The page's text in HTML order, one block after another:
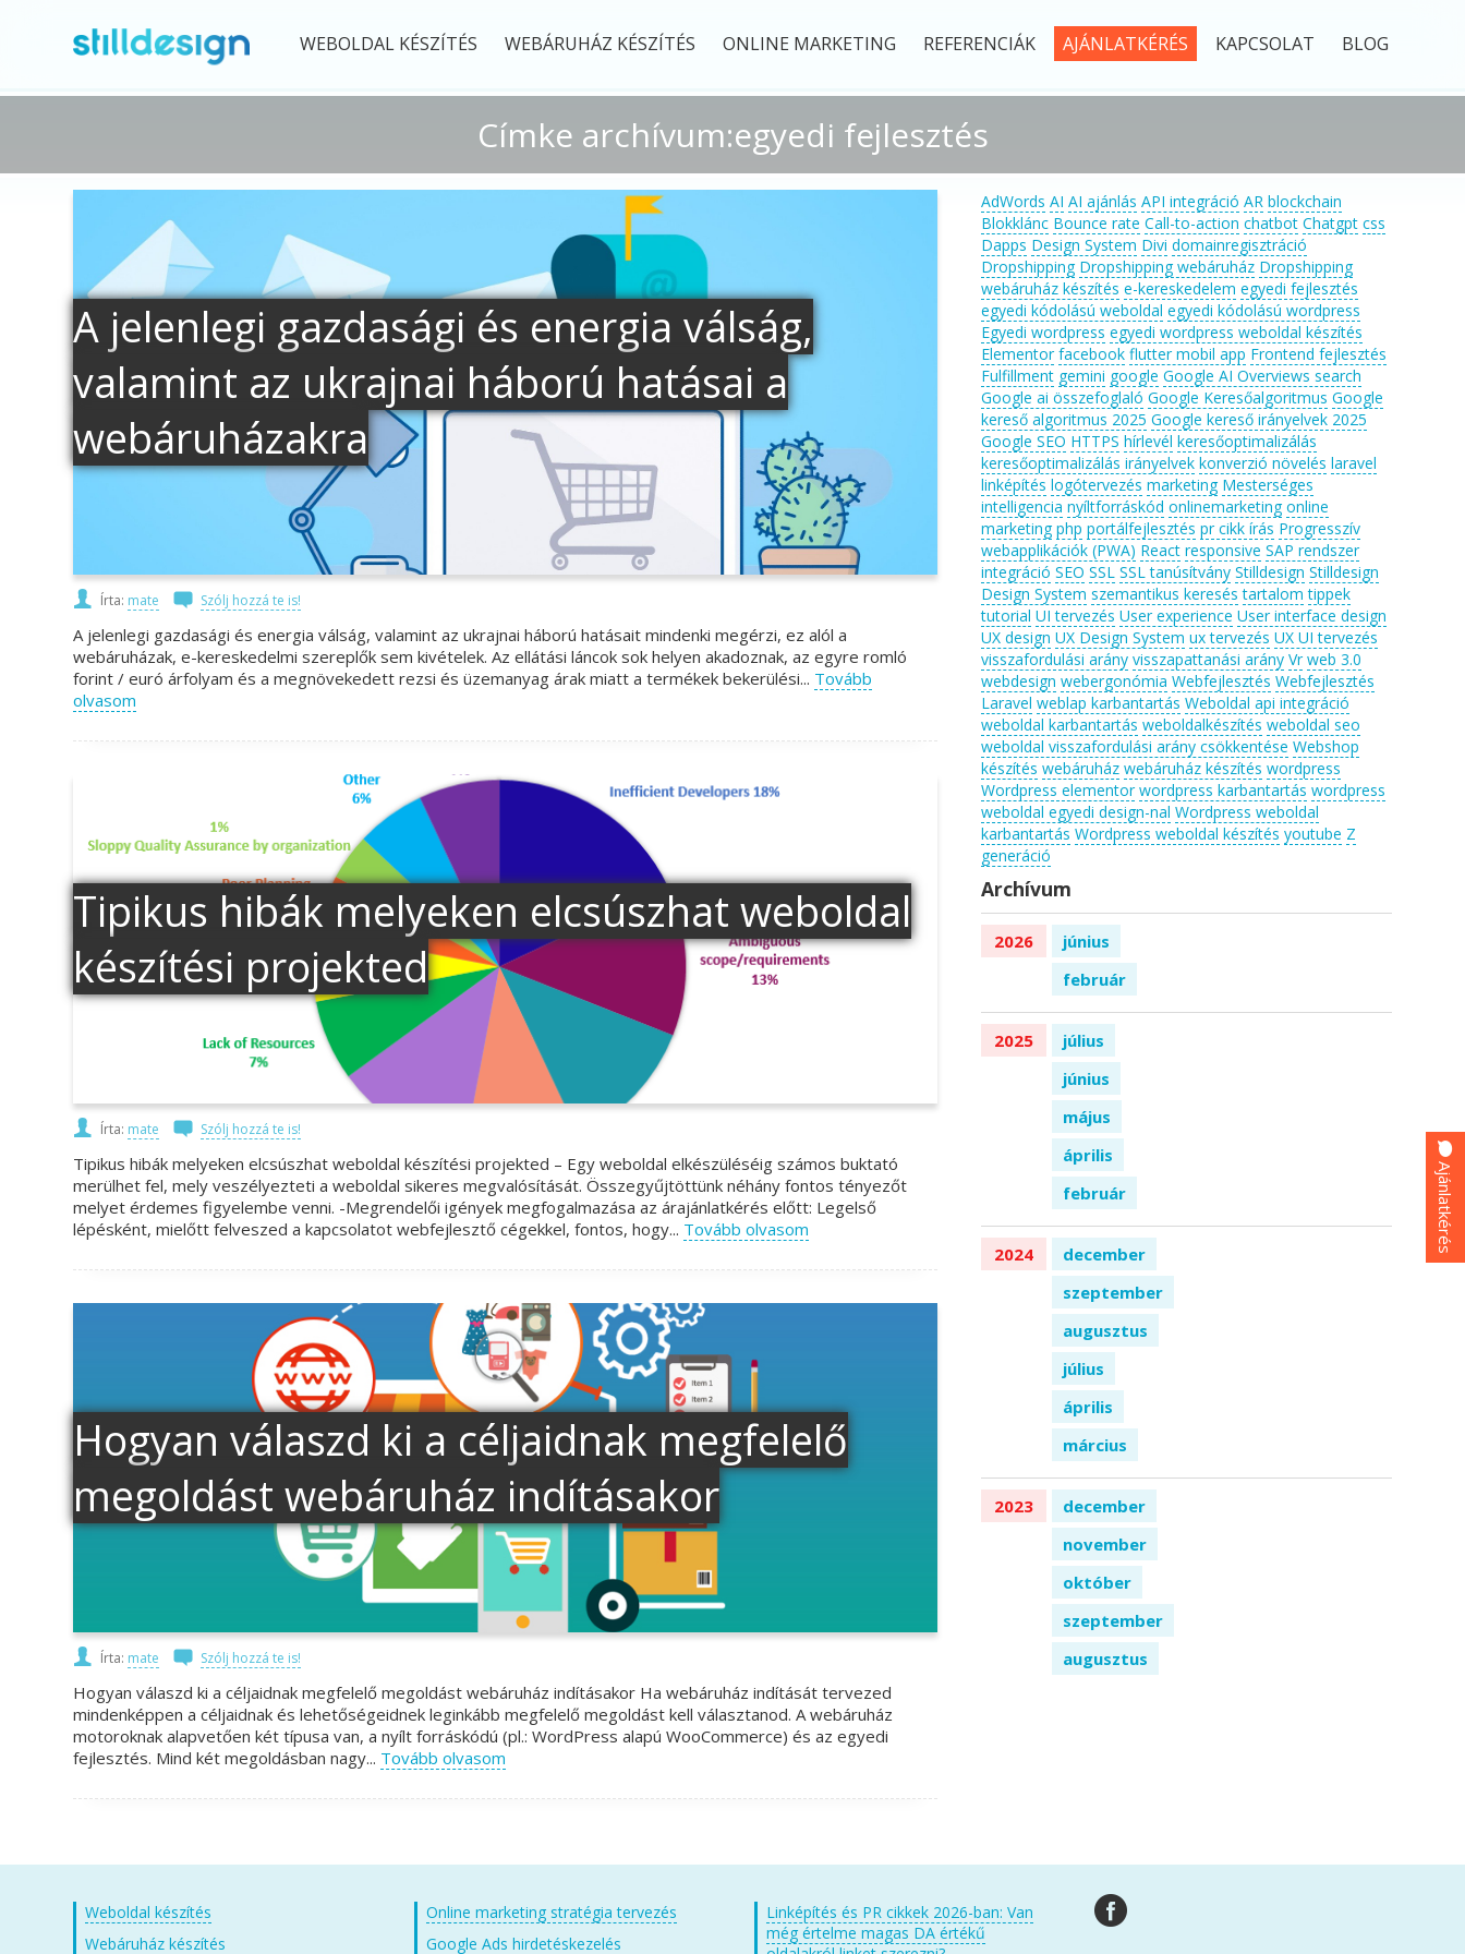
WEBOLDAL KÉSZÍTÉS WEBÁRUHÁZ KÉSZÍTÉS ONLINE MARKETING REFERENCIÁK AJÁNLATKÉRÉS KAPCSOLAT BLOG
Címke archívum:egyedi fejlesztés
A jelenlegi gazdasági és energia válság,
valamint az ukrajnai háború hatásai a
webáruházakra
Írta: mate Szólj hozzá te is!
A jelenlegi gazdasági és energia válság, valamint az ukrajnai háború hatásait mindenki megérzi, ez alól a
webáruházak, e-kereskedelmi szereplők sem kivételek. Az ellátási láncok sok helyen akadoznak, az egyre romló
forint / euró árfolyam és a megnövekedett rezsi és üzemanyag árak miatt a termékek bekerülési... Tovább
olvasom
Tipikus hibák melyeken elcsúszhat weboldal
készítési projekted
Írta: mate Szólj hozzá te is!
Tipikus hibák melyeken elcsúszhat weboldal készítési projekted – Egy weboldal elkészüléséig számos buktató
merülhet fel, mely veszélyezteti a weboldal sikeres megvalósítását. Összegyűjtöttünk néhány fontos tényezőt
melyet érdemes figyelembe venni. -Megrendelői igények megfogalmazása az árajánlatkérés előtt: Legelső
lépésként, mielőtt felveszed a kapcsolatot webfejlesztő cégekkel, fontos, hogy... Tovább olvasom
Hogyan válaszd ki a céljaidnak megfelelő
megoldást webáruház indításakor
Írta: mate Szólj hozzá te is!
Hogyan válaszd ki a céljaidnak megfelelő megoldást webáruház indításakor Ha webáruház indítását tervezed
mindenképpen a céljaidnak és lehetőségeidnek leginkább megfelelő megoldást kell választanod. A webáruház
motoroknak alapvetően két típusa van, a nyílt forráskódú (pl.: WordPress alapú WooCommerce) és az egyedi
fejlesztés. Mind két megoldásban nagy... Tovább olvasom
AdWords AI AI ajánlás API integráció AR blockchain
Blokklánc Bounce rate Call-to-action chatbot Chatgpt css
Dapps Design System Divi domainregisztráció
Dropshipping Dropshipping webáruház Dropshipping
webáruház készítés e-kereskedelem egyedi fejlesztés
egyedi kódolású weboldal egyedi kódolású wordpress
Egyedi wordpress egyedi wordpress weboldal készítés
Elementor facebook flutter mobil app Frontend fejlesztés
Fulfillment gemini google Google AI Overviews search
Google ai összefoglaló Google Keresőalgoritmus Google
kereső algoritmus 2025 Google kereső irányelvek 2025
Google SEO HTTPS hírlevél keresőoptimalizálás
keresőoptimalizálás irányelvek konverzió növelés laravel
linképítés logótervezés marketing Mesterséges
intelligencia nyíltforráskód onlinemarketing online
marketing php portálfejlesztés pr cikk írás Progresszív
webapplikációk (PWA) React responsive SAP rendszer
integráció SEO SSL SSL tanúsítvány Stilldesign Stilldesign
Design System szemantikus keresés tartalom tippek
tutorial UI tervezés User experience User interface design
UX design UX Design System ux tervezés UX UI tervezés
visszafordulási arány visszapattanási arány Vr web 3.0
webdesign webergonómia Webfejlesztés Webfejlesztés
Laravel weblap karbantartás Weboldal api integráció
weboldal karbantartás weboldalkészítés weboldal seo
weboldal visszafordulási arány csökkentése Webshop
készítés webáruház webáruház készítés wordpress
Wordpress elementor wordpress karbantartás wordpress
weboldal egyedi design-nal Wordpress weboldal
karbantartás Wordpress weboldal készítés youtube Z
generáció
Archívum
2026
június
február
2025
július
június
május
április
február
2024
december
szeptember
augusztus
július
április
március
2023
december
november
október
szeptember
augusztus
Weboldal készítés
Webáruház készítés
Online marketing stratégia tervezés
Google Ads hirdetéskezelés
Linképítés és PR cikkek 2026-ban: Van
még értelme magas DA értékű
Ajánlatkérés